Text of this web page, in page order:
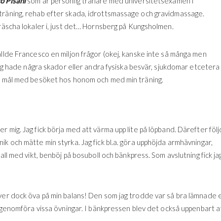
rehab efter skada, idrottsmassage och gravidmassage.
lokaler i, just det… Hornsberg på Kungsholmen.
Francesco en miljon frågor (okej, kanske inte så många men
hade några skador eller andra fysiska besvär, sjukdomar etcetera
med besöket hos honom och med min träning.
mig. Jag fick börja med att värma upp lite på löpband. Därefter
och mätte min styrka. Jag fick bl.a. göra upphöjda armhävningar,
med vikt, benböj på bosuboll och bänkpress. Som avslutning fick
dock öva på min balans! Den som jag trodde var så bra lämnade
vissa övningar. I bänkpressen blev det också uppenbart